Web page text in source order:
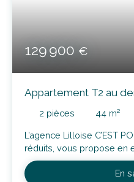
129 900€
Appartement T2 au
2 pièces 44 m²
L’agence Lilloise C’EST
réduits, vous propose en
T2 de 44m2 (43,76) situé
d'une petite copropriété,
En